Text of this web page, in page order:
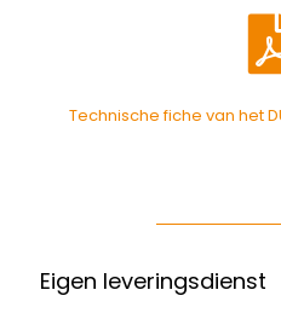
Technische fiche van het
Eigen leveringsdienst